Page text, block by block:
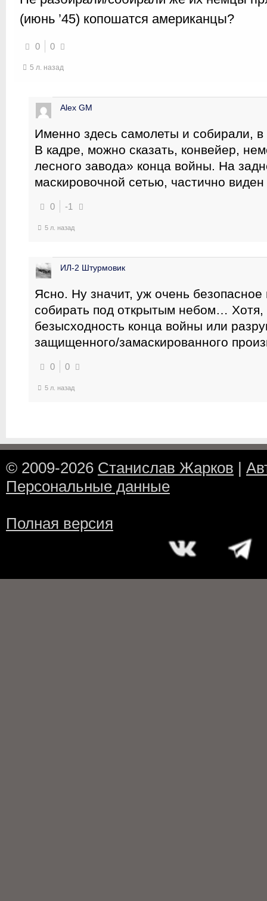
(июнь ’45) копошатся американцы?
0 0
5 л. назад
Alex GM
Именно здесь самолеты и собирали,
В кадре, можно сказать, конвейер,
лесного завода» конца войны. На
маскировочной сетью, частично
0 -1
5 л. назад
ИЛ-2 Штурмовик
Ясно. Ну значит, уж очень
собирать под открытым небом… Хотя,
безысходность конца войны или
защищенного/замаскированного
0 0
5 л. назад
© 2009-2026 Станислав Жарков |
Персональные данные
Полная версия